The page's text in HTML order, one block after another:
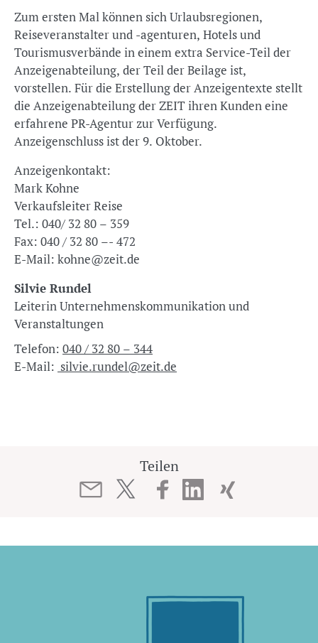
Zum ersten Mal können sich Urlaubsregionen,
Reiseveranstalter und -agenturen, Hotels und
Tourismusverbände in einem extra Service-Teil der
Anzeigenabteilung, der Teil der Beilage ist,
vorstellen. Für die Erstellung der Anzeigentexte stellt
die Anzeigenabteilung der ZEIT ihren Kunden eine
erfahrene PR-Agentur zur Verfügung.
Anzeigenschluss ist der 9. Oktober.
Anzeigenkontakt:
Mark Kohne
Verkaufsleiter Reise
Tel.: 040/ 32 80 – 359
Fax: 040 / 32 80 –- 472
E-Mail: kohne@zeit.de
Silvie Rundel
Leiterin Unternehmenskommunikation und
Veranstaltungen
Telefon: 040 / 32 80 – 344
E-Mail: silvie.rundel@zeit.de
Teilen